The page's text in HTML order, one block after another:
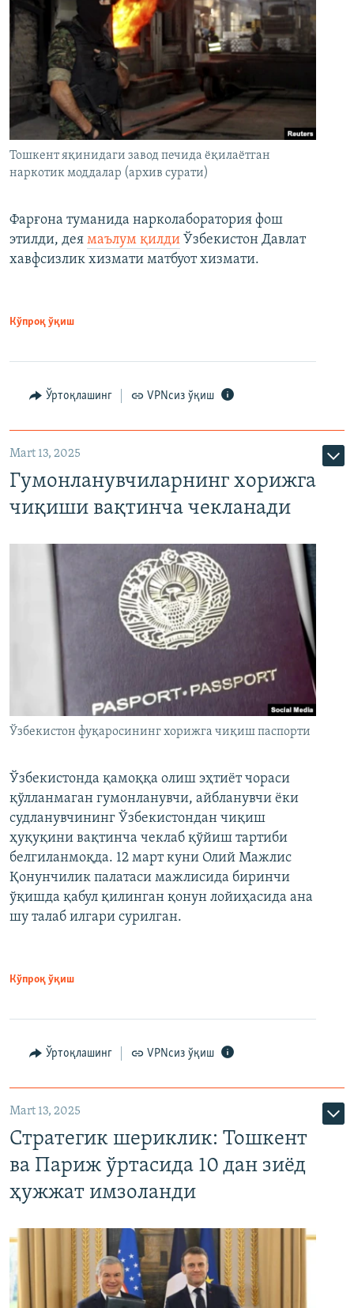
Тошкент яқинидаги завод печида ёқилаётган
наркотик моддалар (архив сурати)
Фарғона туманида нарколаборатория фош
этилди, дея маълум қилди Ўзбекистон Давлат
хавфсизлик хизмати матбуот хизмати.
Кўпроқ ўқиш
Ўртоқлашинг VPNсиз ўқиш
Mart 13, 2025
Гумонланувчиларнинг хорижга
чиқиши вақтинча чекланади
Ўзбекистон фуқаросининг хорижга чиқиш паспорти
Ўзбекистонда қамоққа олиш эҳтиёт чораси
қўлланмаган гумонланувчи, айбланувчи ёки
судланувчининг Ўзбекистондан чиқиш
ҳуқуқини вақтинча чеклаб қўйиш тартиби
белгиланмоқда. 12 март куни Олий Мажлис
Қонунчилик палатаси мажлисида биринчи
ўқишда қабул қилинган қонун лойиҳасида ана
шу талаб илгари сурилган.
Кўпроқ ўқиш
Ўртоқлашинг VPNсиз ўқиш
Mart 13, 2025
Стратегик шериклик: Тошкент
ва Париж ўртасида 10 дан зиёд
ҳужжат имзоланди